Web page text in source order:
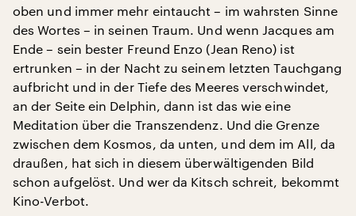
oben und immer mehr eintaucht – im wahrsten Sinne
des Wortes – in seinen Traum. Und wenn Jacques am
Ende – sein bester Freund Enzo (Jean Reno) ist
ertrunken – in der Nacht zu seinem letzten Tauchgang
aufbricht und in der Tiefe des Meeres verschwindet,
an der Seite ein Delphin, dann ist das wie eine
Meditation über die Transzendenz. Und die Grenze
zwischen dem Kosmos, da unten, und dem im All, da
draußen, hat sich in diesem überwältigenden Bild
schon aufgelöst. Und wer da Kitsch schreit, bekommt
Kino-Verbot.